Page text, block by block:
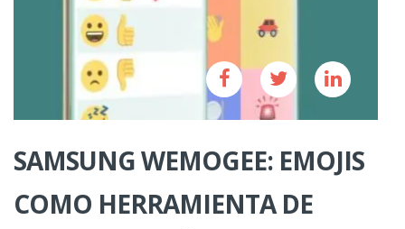
SAMSUNG WEMOGEE: EMOJIS
COMO HERRAMIENTA DE